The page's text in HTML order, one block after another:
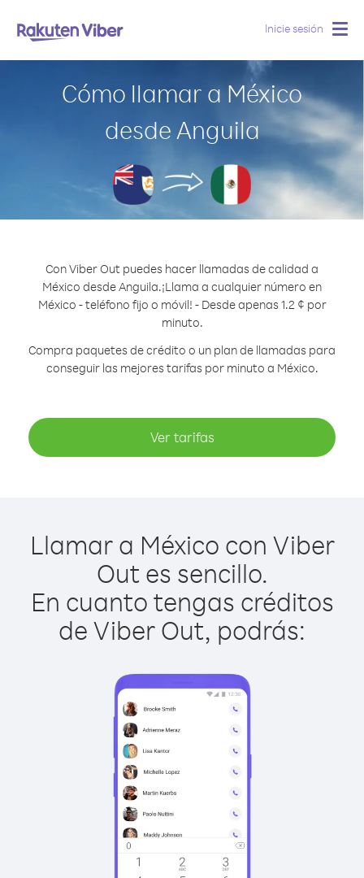
Inicie sesión
Cómo llamar a México
desde Anguila
Con Viber Out puedes hacer llamadas de calidad a
México desde Anguila.¡Llama a cualquier número en
México - teléfono fijo o móvil! - Desde apenas 1.2 ¢ por
minuto.
Compra paquetes de crédito o un plan de llamadas para
conseguir las mejores tarifas por minuto a México.
Ver tarifas
Llamar a México con Viber
Out es sencillo.
En cuanto tengas créditos
de Viber Out, podrás: